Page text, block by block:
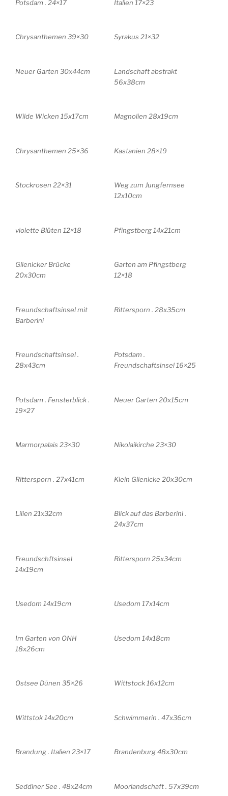
Potsdam . 24×17 Italien 17×23
Chrysanthemen 39×30 Syrakus 21×32
Neuer Garten 30x44cm
Landschaft abstrakt
56x38cm
Wilde Wicken 15x17cm Magnolien 28x19cm
Chrysanthemen 25×36 Kastanien 28×19
Stockrosen 22×31
Weg zum Jungfernsee
12x10cm
violette Blüten 12×18 Pfingstberg 14x21cm
Glienicker Brücke
20x30cm
Garten am Pfingstberg
12×18
Freundschaftsinsel mit
Barberini
Rittersporn . 28x35cm
Freundschaftsinsel .
28x43cm
Potsdam .
Freundschaftsinsel 16×25
Potsdam . Fensterblick .
19×27
Neuer Garten 20x15cm
Marmorpalais 23×30 Nikolaikirche 23×30
Rittersporn . 27x41cm Klein Glienicke 20x30cm
Lilien 21x32cm
Blick auf das Barberini .
24x37cm
Freundschftsinsel
14x19cm
Rittersporn 25x34cm
Usedom 14x19cm Usedom 17x14cm
Im Garten von ONH
18x26cm
Usedom 14x18cm
Ostsee Dünen 35×26 Wittstock 16x12cm
Wittstok 14x20cm Schwimmerin . 47x36cm
Brandung . Italien 23×17 Brandenburg 48x30cm
Seddiner See . 48x24cm Moorlandschaft . 57x39cm